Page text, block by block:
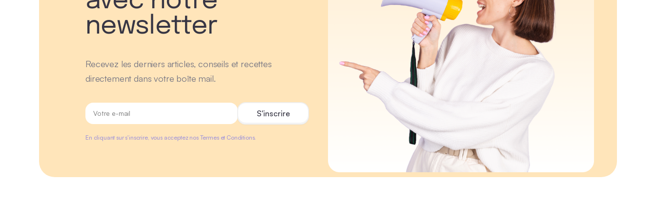
newsletter
Recevez les derniers articles, conseils et recettes
directement dans votre boîte mail.
En cliquant sur s'inscrire, vous acceptez nos Termes et Conditions.